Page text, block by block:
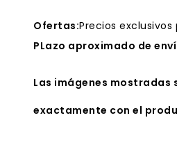
Ofertas:Precios
PLazo aproximado de
Las imágenes
exactamente con el